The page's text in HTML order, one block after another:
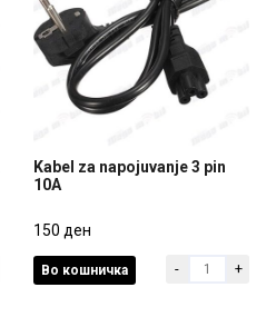
10A
150 ден
Kabel za napojuvanje 3 pin
10A
150 ден
Во кошничка - +